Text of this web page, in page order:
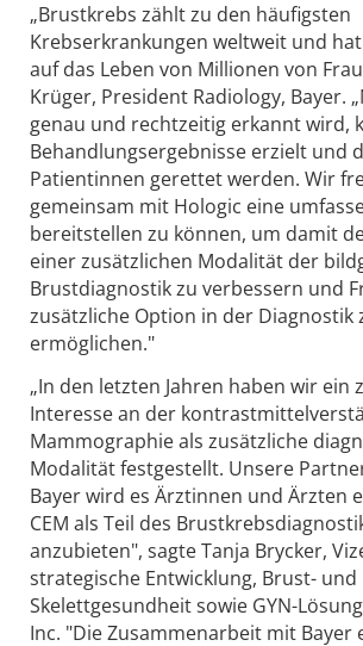
„Brustkrebs zählt zu den häufigsten
Krebserkrankungen weltweit und
auf das Leben von Millionen von
Krüger, President Radiology, Bayer.
genau und rechtzeitig erkannt wird,
Behandlungsergebnisse erzielt und
Patientinnen gerettet werden. Wir
gemeinsam mit Hologic eine
bereitstellen zu können, um damit
einer zusätzlichen Modalität der
Brustdiagnostik zu verbessern und
zusätzliche Option in der Diagnostik
ermöglichen."
„In den letzten Jahren haben wir ein
Interesse an der
Mammographie als zusätzliche
Modalität festgestellt. Unsere
Bayer wird es Ärztinnen und Ärzten
CEM als Teil des
anzubieten", sagte Tanja Brycker,
strategische Entwicklung, Brust- und
Skelettgesundheit sowie GYN-
Inc. "Die Zusammenarbeit mit Bayer